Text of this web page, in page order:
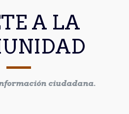
A LA
ciudadana.